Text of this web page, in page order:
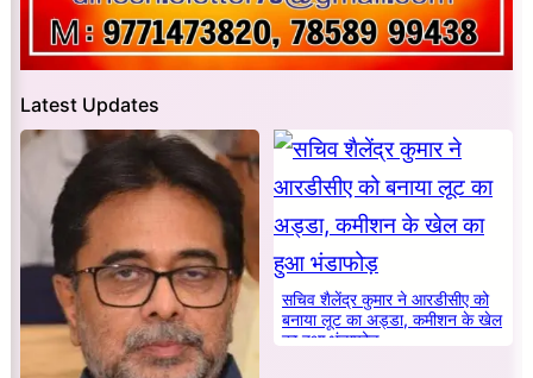
Latest Updates
सचिव शैलेंद्र कुमार ने आरडीसीए को
बनाया लूट का अड्डा, कमीशन के खेल
का हुआ भंडाफोड़